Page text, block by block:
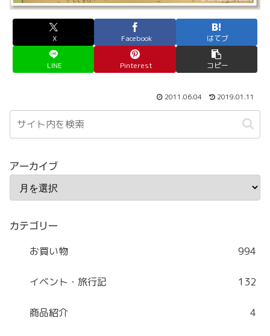
X Facebook はてブ
LINE Pinterest コピー
2011.06.04 2019.01.11
アーカイブ
カテゴリー
お買い物 994
イベント・旅行記 132
商品紹介 4